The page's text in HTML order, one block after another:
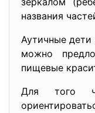
названия
Аутичные дети
можно
пищевые
Для того